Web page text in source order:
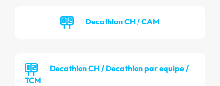
Decathlon CH / CAM
Decathlon CH / Decathlon par equipe /
TCM